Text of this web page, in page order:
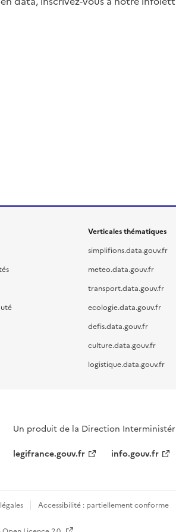
Verticales thématiques
simplifions.data.gouv.fr
meteo.data.gouv.fr
transport.data.gouv.fr
ecologie.data.gouv.fr
defis.data.gouv.fr
culture.data.gouv.fr
logistique.data.gouv.fr
Un produit de la Direction
legifrance.gouv.fr
info.gouv.fr
Accessibilité : partiellement conforme